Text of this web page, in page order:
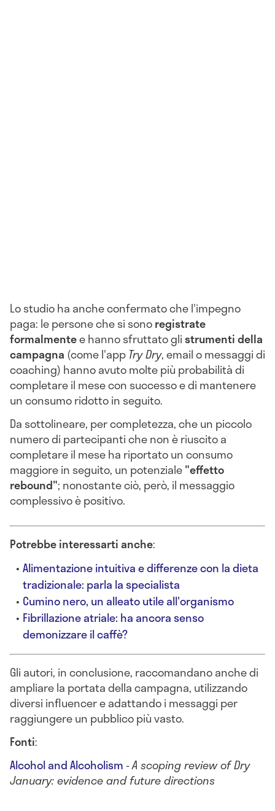
Lo studio ha anche confermato che l'impegno
paga: le persone che si sonoregistrate
formalmentee hanno sfruttato glistrumenti della
campagna (come l'app Try Dry, email o messaggi di
coaching) hanno avuto molte più probabilità di
completare il mese con successo e di mantenere
un consumo ridotto in seguito.
Da sottolineare, per completezza, che un piccolo
numero di partecipanti che non è riuscito a
completare il mese ha riportato un consumo
maggiore in seguito, un potenziale"effetto
rebound"; nonostante ciò, però, il messaggio
complessivo è positivo.
Potrebbe interessarti anche:
Alimentazione intuitiva e differenze con la dieta
tradizionale: parla la specialista
Cumino nero, un alleato utile all'organismo
Fibrillazione atriale: ha ancora senso
demonizzare il caffè?
Gli autori, in conclusione, raccomandano anche di
ampliare la portata della campagna, utilizzando
diversi influencer e adattando i messaggi per
raggiungere un pubblico più vasto.
Fonti:
Alcohol and Alcoholism -A scoping review of Dry
January: evidence and future directions